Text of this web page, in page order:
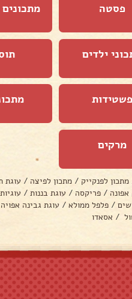
פסטה
ילדים
פשטידות
מרקים
מתכון לפנקייק / מתכון לפיצה / עוגת
/ פריקסה / עוגת בננות /
/ פלפל ממולא / עוגת גבינה אפויה
/ אסאדו